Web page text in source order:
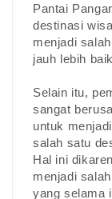
Pantai
destinasi
menjadi
jauh lebih
Selain itu,
sangat
untuk
salah satu
Hal ini
menjadi
yang selama